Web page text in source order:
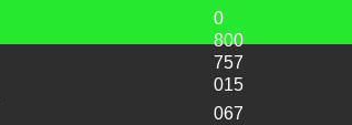
0
800
757
015
067